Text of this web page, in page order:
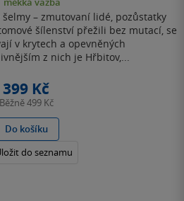
z
5
hvězdiček
– zmutovaní lidé, pozůstatky
šílenství přežili bez mutací, se
v krytech a opevněných
z nich je Hřbitov,...
399 Kč
Běžně499 Kč
Do košíku
do seznamu